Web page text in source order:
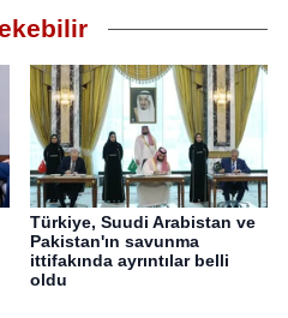
Türkiye, Suudi Arabistan ve
Pakistan'ın savunma
ittifakında ayrıntılar belli
oldu